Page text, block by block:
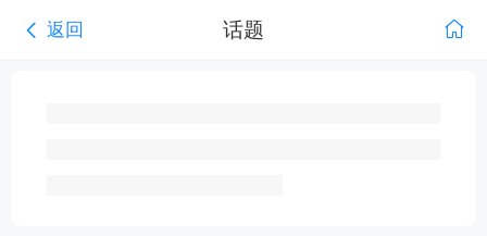
返回 话题